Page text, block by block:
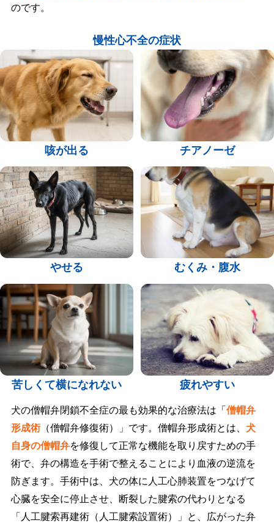
のです。
慢性心不全の症状
咳が出る チアノーゼ
やせる むくみ・腹水
苦しくて横になれない 疲れやすい
犬の僧帽弁閉鎖不全症の最も効果的な治療法は「 僧帽弁
形成術（僧帽弁修復術）」です。僧帽弁形成術とは、 犬
自身の僧帽弁を修復して正常な機能を取り戻すための手
術で、弁の構造を手術で整えることにより血液の逆流を
防ぎます。手術中は、犬の体に人工心肺装置をつなげて
心臓を安全に停止させ、断裂した腱索の代わりとなる
「人工腱索再建術（人工腱索設置術）」と、広がった弁